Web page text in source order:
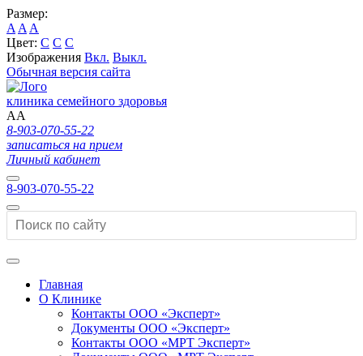
Размер:
A A A
Цвет: C C C
Изображения Вкл. Выкл.
Обычная версия сайта
клиника семейного здоровья
AA
8-903-070-55-22
записаться на прием
Личный кабинет
8-903-070-55-22
Главная
О Клинике
Контакты ООО «Эксперт»
Документы ООО «Эксперт»
Контакты ООО «МРТ Эксперт»